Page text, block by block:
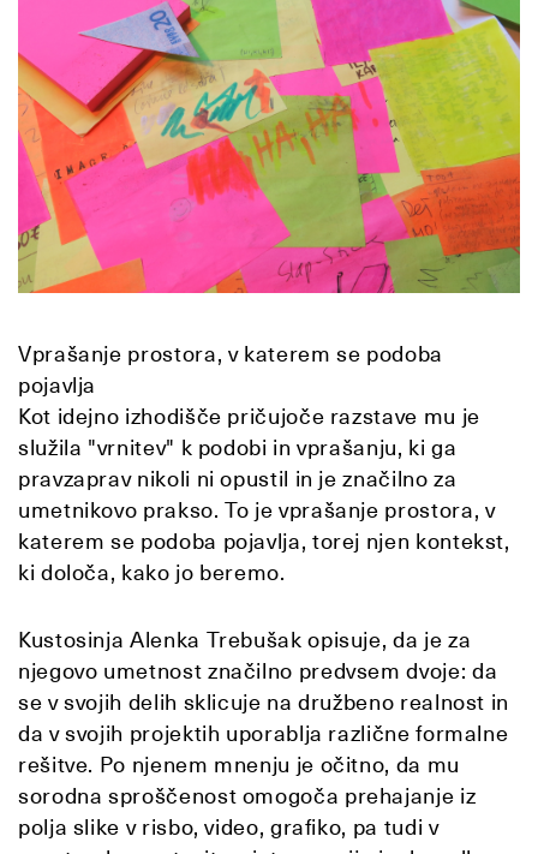
Vprašanje prostora, v katerem se podoba
pojavlja
Kot idejno izhodišče pričujoče razstave mu je
služila "vrnitev" k podobi in vprašanju, ki ga
pravzaprav nikoli ni opustil in je značilno za
umetnikovo prakso. To je vprašanje prostora, v
katerem se podoba pojavlja, torej njen kontekst,
ki določa, kako jo beremo.
Kustosinja Alenka Trebušak opisuje, da je za
njegovo umetnost značilno predvsem dvoje: da
se v svojih delih sklicuje na družbeno realnost in
da v svojih projektih uporablja različne formalne
rešitve. Po njenem mnenju je očitno, da mu
sorodna sproščenost omogoča prehajanje iz
polja slike v risbo, video, grafiko, pa tudi v